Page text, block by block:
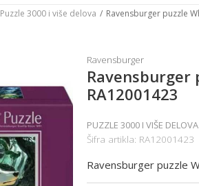
Puzzle 3000 i više delova Ravensburger puzzle
Ravensburger
Ravensburger
RA12001423
PUZZLE 3000 I VIŠE DELOVA
Šifra artikla: RA12001423
Ravensburger puzzle